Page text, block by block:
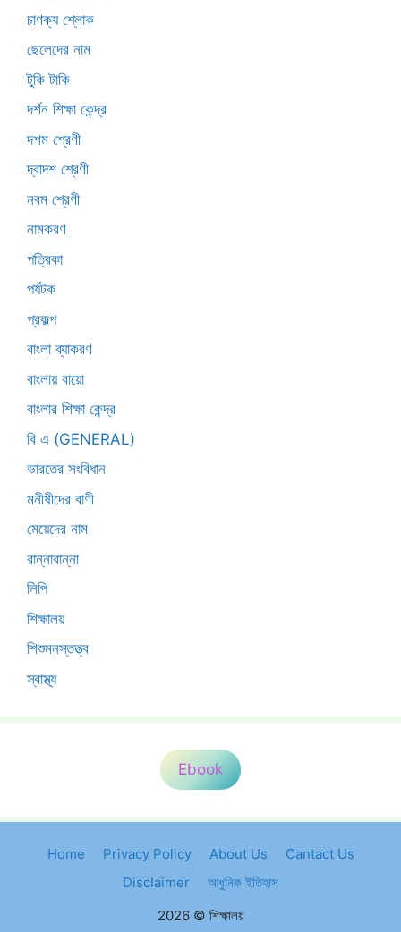
চাণক্য শ্লোক
ছেলেদের নাম
টুকি টাকি
দর্শন শিক্ষা কেন্দ্র
দশম শ্রেণী
দ্বাদশ শ্রেণী
নবম শ্রেণী
নামকরণ
পত্রিকা
পর্যটক
প্রকল্প
বাংলা ব্যাকরণ
বাংলায় বায়ো
বাংলার শিক্ষা কেন্দ্র
বি এ (GENERAL)
ভারতের সংবিধান
মনীষীদের বাণী
মেয়েদের নাম
রান্নাবান্না
লিপি
শিক্ষালয়
শিশুমনস্তত্ত্ব
স্বাস্থ্য
Ebook
Home Privacy Policy About Us
Cantact Us
Disclaimer
আধুনিক ইতিহাস
2026 © শিক্ষালয়